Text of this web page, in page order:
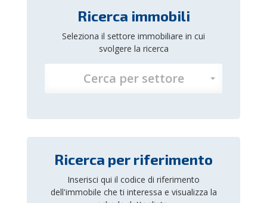
Ricerca immobili
Seleziona il settore immobiliare in cui
svolgere la ricerca
Cerca per settore
Ricerca per riferimento
Inserisci qui il codice di riferimento
dell'immobile che ti interessa e visualizza la